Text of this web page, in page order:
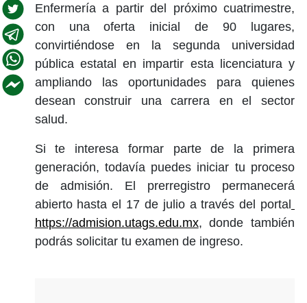
Enfermería a partir del próximo cuatrimestre,
con una oferta inicial de 90 lugares,
convirtiéndose en la segunda universidad
pública estatal en impartir esta licenciatura y
ampliando las oportunidades para quienes
desean construir una carrera en el sector
salud.
Si te interesa formar parte de la primera
generación, todavía puedes iniciar tu proceso
de admisión. El prerregistro permanecerá
abierto hasta el 17 de julio a través del portal
https://admision.utags.edu.mx, donde también
podrás solicitar tu examen de ingreso.